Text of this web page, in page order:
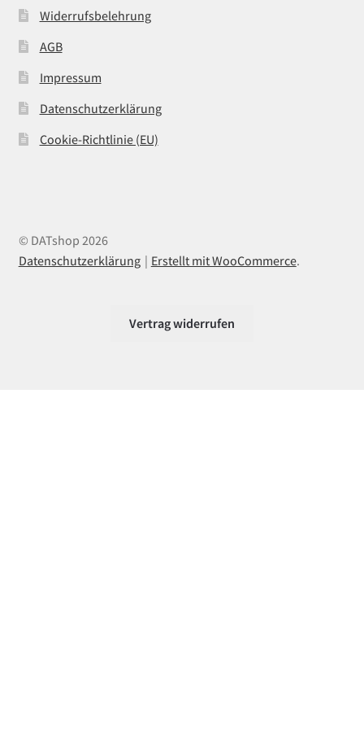
Widerrufsbelehrung
AGB
Impressum
Datenschutzerklärung
Cookie-Richtlinie (EU)
© DATshop 2026
Datenschutzerklärung
Erstellt mit WooCommerce.
Vertrag widerrufen